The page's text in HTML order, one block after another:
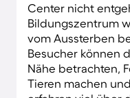
Hintergrund.
Center nicht
Bildungszentrum
vom Aussterben
Besucher können
Nähe betrachten,
Tieren machen